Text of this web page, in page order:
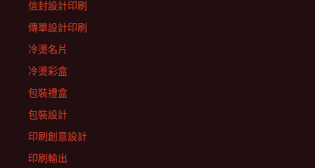
信封設計印刷
傳單設計印刷
冷燙名片
冷燙彩盒
包裝禮盒
包裝設計
印刷創意設計
印刷輸出